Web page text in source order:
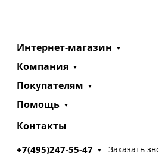
Интернет-магазин
Компания
Покупателям
Помощь
Контакты
+7(495)247-55-47 Заказать